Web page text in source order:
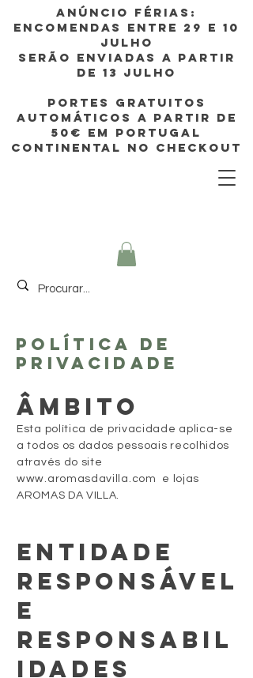
Anúncio FÉRIAS:
ENCOMENDAS ENTRE 29 e 10
JULHO
SERÃO enviadas A PARTIR
DE 13 JULHO
PORTES GRATUITOS
AUTOMÁTICOS A PARTIR de
50€ EM Portugal
continental no CHECKOUT
POLÍTICA DE
PRIVACIDADE
ÂMBITO
Esta política de privacidade aplica-se
a todos os dados pessoais recolhidos
através do site
www.aromasdavilla.com
e lojas
AROMAS DA VILLA.
ENTIDADE
RESPONSÁVEL
E
RESPONSABIL
IDADES